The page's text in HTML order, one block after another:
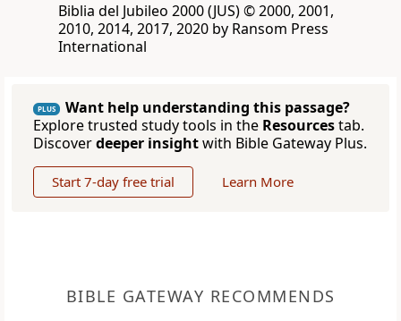
Biblia del Jubileo 2000 (JUS) © 2000, 2001,
2010, 2014, 2017, 2020 by Ransom Press
International
PLUS
Want help understanding this passage?
Explore trusted study tools in the Resourcestab.
Discoverdeeper insightwith Bible Gateway Plus.
Start 7-day free trial Learn More
BIBLE GATEWAY RECOMMENDS